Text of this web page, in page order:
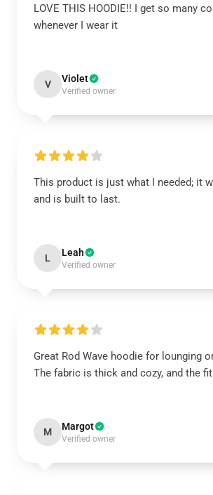
LOVE THIS HOODIE!! I get so many
whenever I wear it
V Violet
Verified owner
This product is just what I needed; it
and is built to last.
L Leah
Verified owner
Great Rod Wave hoodie for lounging
The fabric is thick and cozy, and the
M Margot
Verified owner